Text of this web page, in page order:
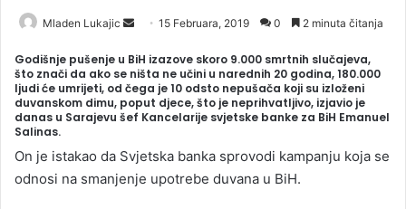
Mladen Lukajic
n
d
a
e
m
15 Februara, 2019 0 2 minuta čitanja
Godišnje pušenje u BiH izazove skoro 9.000 smrtnih slučajeva,
što znači da ako se ništa ne učini u narednih 20 godina, 180.000
ljudi će umrijeti, od čega je 10 odsto nepušača koji su izloženi
duvanskom dimu, poput djece, što je neprihvatljivo, izjavio je
danas u Sarajevu šef Kancelarije svjetske banke za BiH Emanuel
Salinas.
On je istakao da Svjetska banka sprovodi kampanju koja se
odnosi na smanjenje upotrebe duvana u BiH.